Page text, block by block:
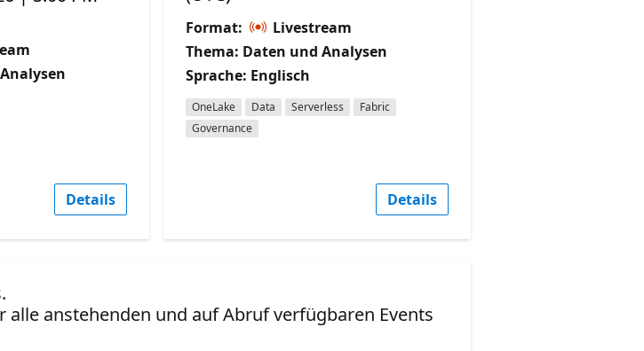
Details
Format:
Livestream
Thema: Daten und Analysen
Sprache: Englisch
OneLake Data Serverless
Fabric
Governance
Details
alle anstehenden und auf Abruf verfügbaren Events